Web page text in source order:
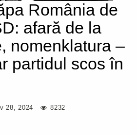
România de
afară de la
nomenklatura –
partidul scos în
28, 2024 8232